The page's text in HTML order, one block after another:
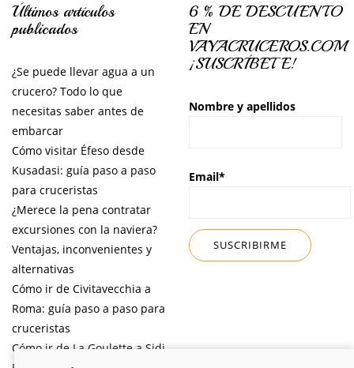
Últimos artículos
publicados
¿Se puede llevar agua a un
crucero? Todo lo que
necesitas saber antes de
embarcar
Cómo visitar Éfeso desde
Kusadasi: guía paso a paso
para cruceristas
¿Merece la pena contratar
excursiones con la naviera?
Ventajas, inconvenientes y
alternativas
Cómo ir de Civitavecchia a
Roma: guía paso a paso para
cruceristas
Cómo ir de La Goulette a Sidi
6 % DE DESCUENTO
EN
VAYACRUCEROS.COM
¡SUSCRÍBETE!
Nombre y apellidos
Email*